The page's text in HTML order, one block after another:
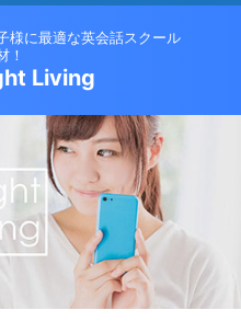
様に最適な英会話スクール
！
Living